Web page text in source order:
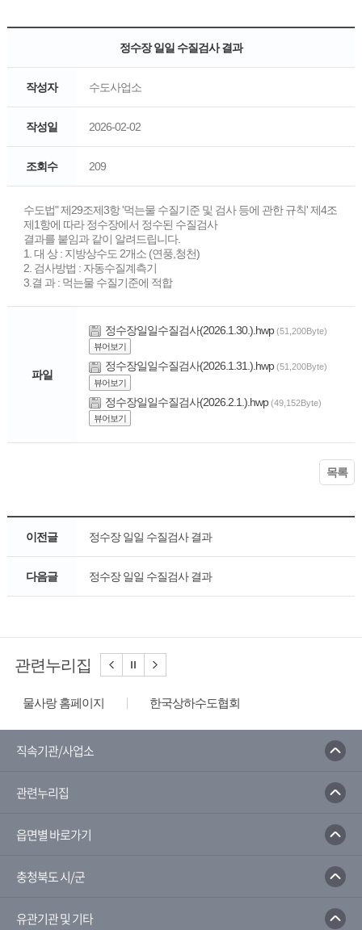
정수장 일일 수질검사 결과
작성자 수도사업소
작성일 2026-02-02
조회수 209
수도법" 제29조제3항 '먹는물 수질기준 및 검사 등에 관한 규칙' 제4조
제1항에 따라 정수장에서 정수된 수질검사
결과를 붙임과 같이 알려드립니다.
1. 대 상 : 지방상수도 2개소 (연풍,청천)
2. 검사방법 : 자동수질계측기
3.결 과 : 먹는물 수질기준에 적합
파일
정수장일일수질검사(2026.1.30.).hwp (51,200Byte)
뷰어보기
정수장일일수질검사(2026.1.31.).hwp (51,200Byte)
뷰어보기
정수장일일수질검사(2026.2.1.).hwp (49,152Byte)
뷰어보기
목록
이전글 정수장 일일 수질검사 결과
다음글 정수장 일일 수질검사 결과
관련누리집
물사랑 홈페이지
한국상하수도협회
수질오염방제정보시스템
직속기관/사업소
관련누리집
읍면별 바로가기
충청북도 시/군
유관기관 및 기타